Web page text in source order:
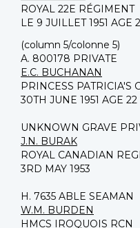
ROYAL 22E RÉGIMENT
LE 9 JUILLET 1951 AGE
(column 5/colonne 5)
A. 800178 PRIVATE
E.C. BUCHANAN
PRINCESS PATRICIA'S
30TH JUNE 1951 AGE 22
UNKNOWN GRAVE
J.N. BURAK
ROYAL CANADIAN
3RD MAY 1953
H. 7635 ABLE SEAMAN
W.M. BURDEN
HMCS IROQUOIS RCN